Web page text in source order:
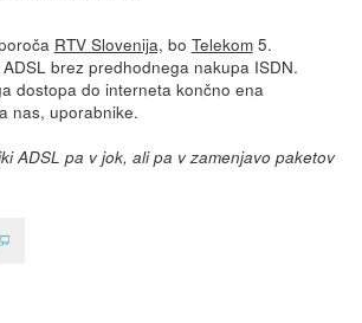
RTV Slovenija, bo Telekom5.
brez predhodnega nakupa ISDN.
dostopa do interneta končno ena
nas, uporabnike.
ADSL pa v jok, ali pa v zamenjavo paketov